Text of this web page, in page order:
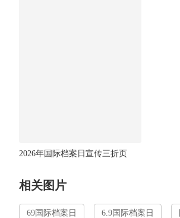
2026年国际档案日宣传三折页
相关图片
69国际档案日 6.9国际档案日